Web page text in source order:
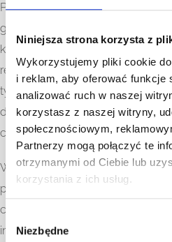
Niniejsza strona korzysta z
Wykorzystujemy pliki cookie
i reklam, aby oferować funkcje
analizować ruch w naszej
korzystasz z naszej witryny,
społecznościowym,
Partnerzy mogą połączyć te
otrzymanymi od Ciebie lub
korzystania z ich usług.
W
Niezbędne
Przekazujemy Twoje dane
gdy jest to niezbędne do
których mowa w §2 oraz
realizacji tego celu. Co do
tylko te dane, które sam nam
danych zbieranych
cookies znajdziesz w §7.
W razie potrzeby Twoje dane
podmiotom, z którymi
celów, w szczególności firmie
informatycznej/podmiotowi